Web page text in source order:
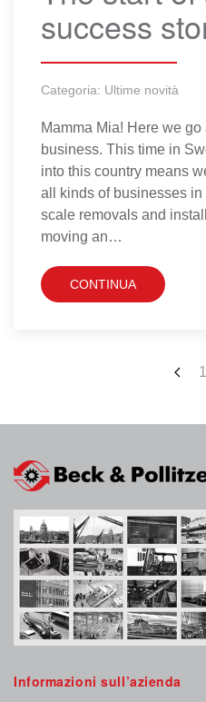
success
Categoria: Ultime novità
Mamma Mia! Here we
business. This time in
into this country means
all kinds of businesses
scale removals and
moving an…
CONTINUA
1
Informazioni sull’azienda